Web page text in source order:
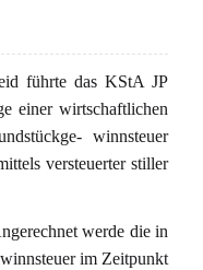
führte das KStA JP
einer wirtschaftlichen
winnsteuer
versteuerter stiller
werde die in
im Zeitpunkt